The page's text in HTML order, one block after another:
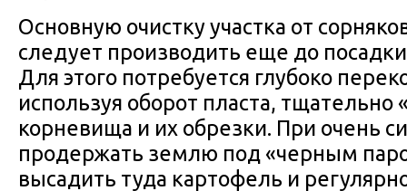
Основную очистку участка от
следует производить еще до
Для этого потребуется глубоко
используя оборот пласта, тщательно
корневища и их обрезки. При очень
продержать землю под «черным
высадить туда картофель и